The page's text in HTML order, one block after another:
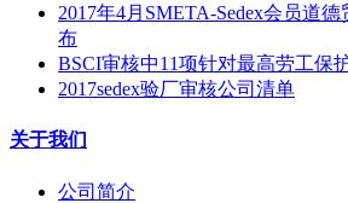
2017年4月SMETA-Sedex会员道
布
BSCI审核中11项针对最高劳工保
2017sedex验厂审核公司清单
关于我们
公司简介